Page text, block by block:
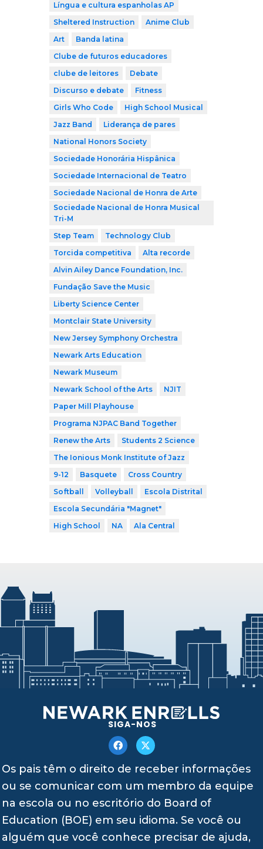
Língua e cultura espanholas AP
Sheltered Instruction
Anime Club
Art
Banda latina
Clube de futuros educadores
clube de leitores
Debate
Discurso e debate
Fitness
Girls Who Code
High School Musical
Jazz Band
Liderança de pares
National Honors Society
Sociedade Honorária Hispânica
Sociedade Internacional de Teatro
Sociedade Nacional de Honra de Arte
Sociedade Nacional de Honra Musical
Tri-M
Step Team
Technology Club
Torcida competitiva
Alta recorde
Alvin Ailey Dance Foundation, Inc.
Fundação Save the Music
Liberty Science Center
Montclair State University
New Jersey Symphony Orchestra
Newark Arts Education
Newark Museum
Newark School of the Arts
NJIT
Paper Mill Playhouse
Programa NJPAC Band Together
Renew the Arts
Students 2 Science
The Ionious Monk Institute of Jazz
9-12
Basquete
Cross Country
Softball
Volleyball
Escola Distrital
Escola Secundária "Magnet"
High School
NA Ala Central
SIGA-NOS
Os pais têm o direito de receber informações
ou se comunicar com um membro da equipe
na escola ou no escritório do Board of
Education (BOE) em seu idioma. Se você ou
alguém que você conhece precisar de ajuda,